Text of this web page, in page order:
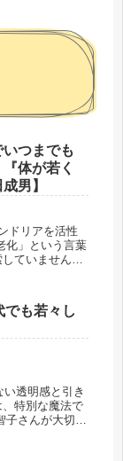
つまでも
体が若く
男】
ドリアを活性
ていません
でも若々し
透明感と引き
特別な魔法で